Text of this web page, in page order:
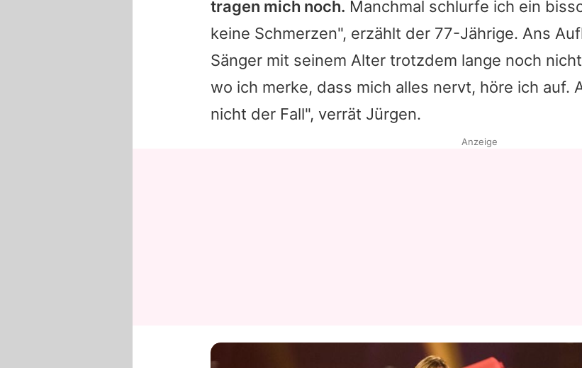
tragen mich noch. Manchmal schlurfe ich ein
keine Schmerzen", erzählt der 77-Jährige. Ans
Sänger mit seinem Alter trotzdem lange noch
wo ich merke, dass mich alles nervt, höre ich auf.
nicht der Fall", verrät Jürgen.
Anzeige